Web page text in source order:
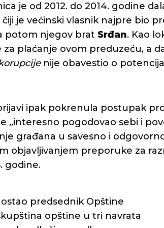
je od 2012. do 2014. godine
čiji je većinski vlasnik najpre bio
potom njegov brat Srđan. Kao
za plaćanje ovom preduzeću, a
nije obavestio o
ipak pokrenula postupak
„interesno pogodovao sebi i
građana u savesno i
objavljivanjem preporuke za
godine.
predsednik Opštine
opštine u tri navrata